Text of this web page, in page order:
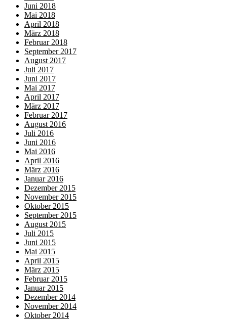
Juni 2018
Mai 2018
April 2018
März 2018
Februar 2018
September 2017
August 2017
Juli 2017
Juni 2017
Mai 2017
April 2017
März 2017
Februar 2017
August 2016
Juli 2016
Juni 2016
Mai 2016
April 2016
März 2016
Januar 2016
Dezember 2015
November 2015
Oktober 2015
September 2015
August 2015
Juli 2015
Juni 2015
Mai 2015
April 2015
März 2015
Februar 2015
Januar 2015
Dezember 2014
November 2014
Oktober 2014